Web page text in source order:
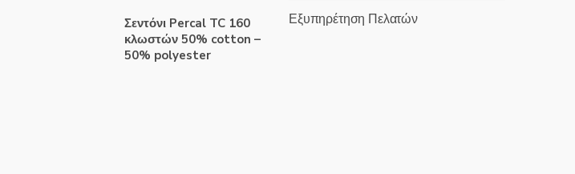
Σεντόνι Percal TC 160
κλωστών 50% cotton –
50% polyester
Εξυπηρέτηση Πελατών